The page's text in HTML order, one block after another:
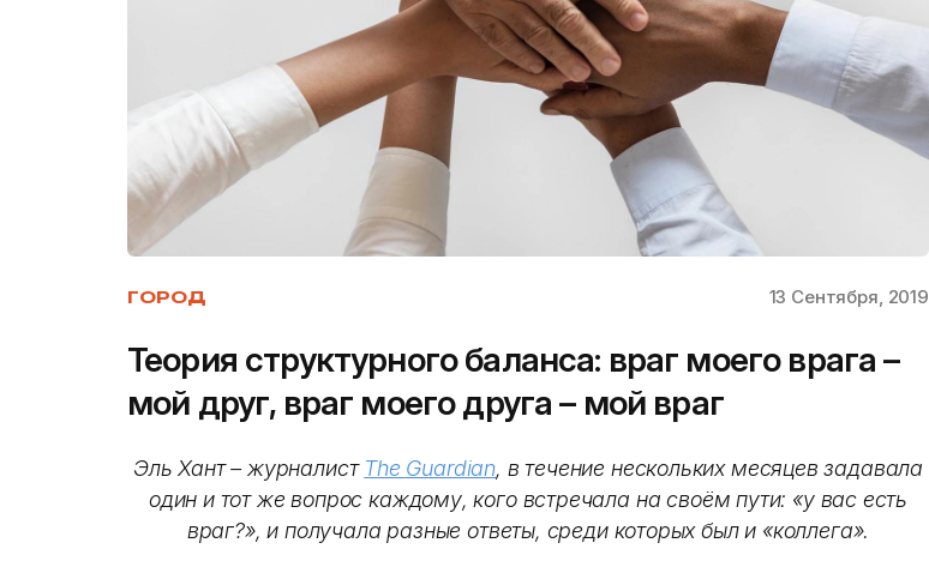
ГОРОД 13 Сентября, 2019
Теория структурного баланса: враг моего врага –
мой друг, враг моего друга – мой враг
Эль Хант – журналист The Guardian, в течение нескольких месяцев задавала
один и тот же вопрос каждому, кого встречала на своём пути: «у вас есть
враг?», и получала разные ответы, среди которых был и «коллега».